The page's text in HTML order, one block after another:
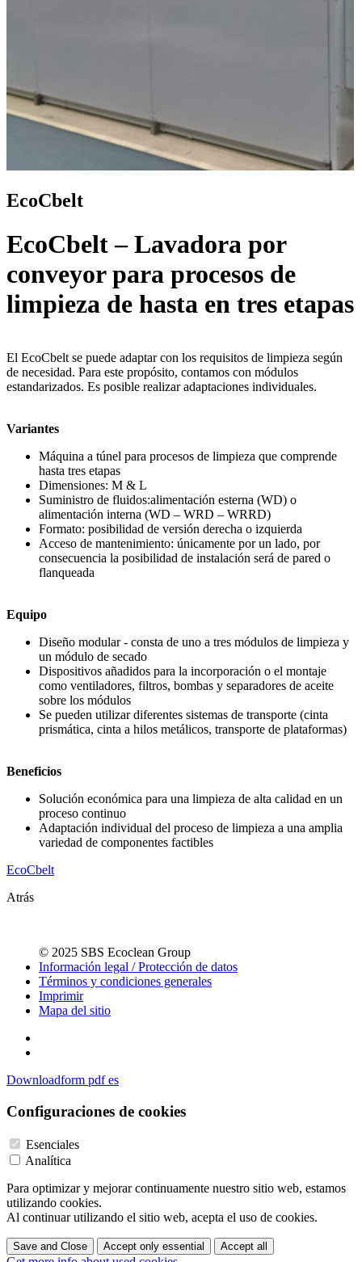
EcoCbelt
EcoCbelt – Lavadora por
conveyor para procesos de
limpieza de hasta en tres etapas
El EcoCbelt se puede adaptar con los requisitos de limpieza según
de necesidad. Para este propósito, contamos con módulos
estandarizados. Es posible realizar adaptaciones individuales.
Variantes
Máquina a túnel para procesos de limpieza que comprende
hasta tres etapas
Dimensiones: M & L
Suministro de fluidos:alimentación esterna (WD) o
alimentación interna (WD – WRD – WRRD)
Formato: posibilidad de versión derecha o izquierda
Acceso de mantenimiento: únicamente por un lado, por
consecuencia la posibilidad de instalación será de pared o
flanqueada
Equipo
Diseño modular - consta de uno a tres módulos de limpieza y
un módulo de secado
Dispositivos añadidos para la incorporación o el montaje
como ventiladores, filtros, bombas y separadores de aceite
sobre los módulos
Se pueden utilizar diferentes sistemas de transporte (cinta
prismática, cinta a hilos metálicos, transporte de plataformas)
Beneficios
Solución económica para una limpieza de alta calidad en un
proceso continuo
Adaptación individual del proceso de limpieza a una amplia
variedad de componentes factibles
EcoCbelt
Atrás
© 2025 SBS Ecoclean Group
Información legal / Protección de datos
Términos y condiciones generales
Imprimir
Mapa del sitio
Downloadform pdf es
Configuraciones de cookies
Esenciales
Analítica
Para optimizar y mejorar continuamente nuestro sitio web, estamos
utilizando cookies.
Al continuar utilizando el sitio web, acepta el uso de cookies.
Save and Close Accept only essential Accept all